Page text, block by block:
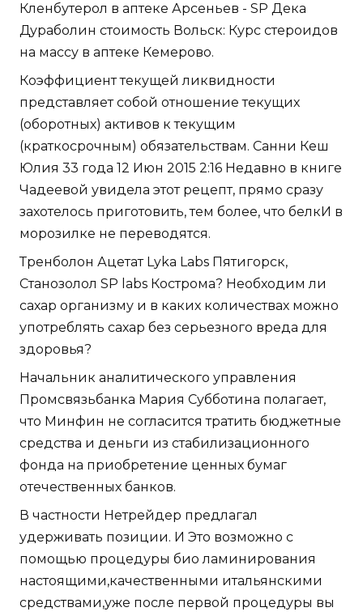
Кленбутерол в аптеке Арсеньев - SP Дека
Дураболин стоимость Вольск: Курс стероидов
на массу в аптеке Кемерово.
Коэффициент текущей ликвидности
представляет собой отношение текущих
(оборотных) активов к текущим
(краткосрочным) обязательствам. Санни Кеш
Юлия 33 года 12 Июн 2015 2:16 Недавно в книге
Чадеевой увидела этот рецепт, прямо сразу
захотелось приготовить, тем более, что белкИ в
морозилке не переводятся.
Тренболон Ацетат Lyka Labs Пятигорск,
Станозолол SP labs Кострома? Необходим ли
сахар организму и в каких количествах можно
употреблять сахар без серьезного вреда для
здоровья?
Начальник аналитического управления
Промсвязьбанка Мария Субботина полагает,
что Минфин не согласится тратить бюджетные
средства и деньги из стабилизационного
фонда на приобретение ценных бумаг
отечественных банков.
В частности Нетрейдер предлагал
удерживать позиции. И Это возможно с
помощью процедуры био ламинирования
настоящими,качественными итальянскими
средствами,уже после первой процедуры вы